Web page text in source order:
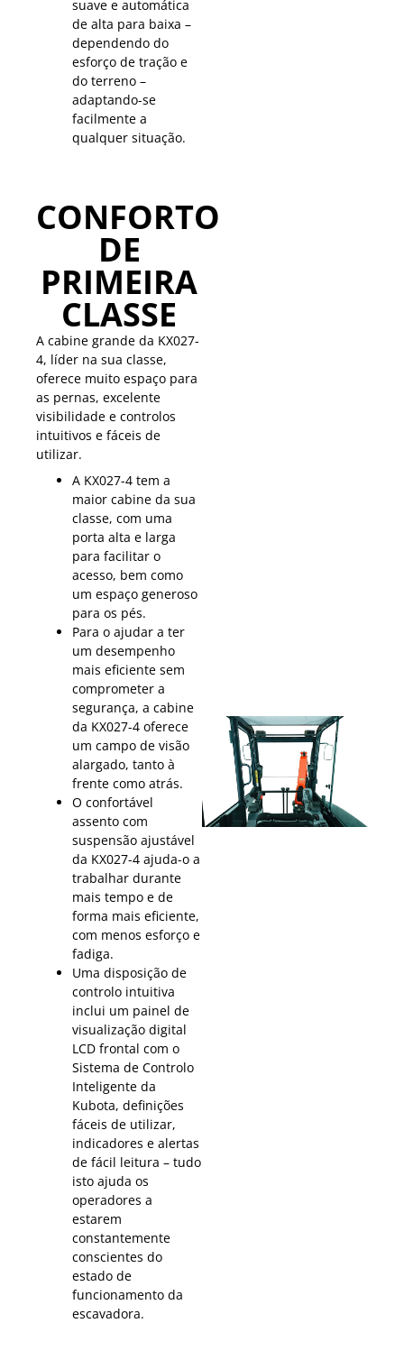
suave e automática
de alta para baixa –
dependendo do
esforço de tração e
do terreno –
adaptando-se
facilmente a
qualquer situação.
CONFORTO
DE
PRIMEIRA
CLASSE
A cabine grande da KX027-
4, líder na sua classe,
oferece muito espaço para
as pernas, excelente
visibilidade e controlos
intuitivos e fáceis de
utilizar.
A KX027-4 tem a
maior cabine da sua
classe, com uma
porta alta e larga
para facilitar o
acesso, bem como
um espaço generoso
para os pés.
Para o ajudar a ter
um desempenho
mais eficiente sem
comprometer a
segurança, a cabine
da KX027-4 oferece
um campo de visão
alargado, tanto à
frente como atrás.
O confortável
assento com
suspensão ajustável
da KX027-4 ajuda-o a
trabalhar durante
mais tempo e de
forma mais eficiente,
com menos esforço e
fadiga.
Uma disposição de
controlo intuitiva
inclui um painel de
visualização digital
LCD frontal com o
Sistema de Controlo
Inteligente da
Kubota, definições
fáceis de utilizar,
indicadores e alertas
de fácil leitura – tudo
isto ajuda os
operadores a
estarem
constantemente
conscientes do
estado de
funcionamento da
escavadora.